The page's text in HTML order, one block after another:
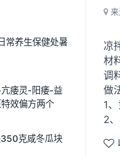
常养生保健处暑
痿灵-阳痿-益
效偏方两个
克咸冬瓜块
凉
材
调
做
1
2